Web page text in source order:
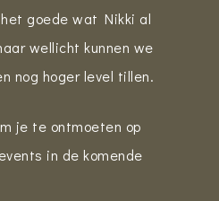
goede wat Nikki al
wellicht kunnen we
nog hoger level tillen.
je te ontmoeten op
in de komende